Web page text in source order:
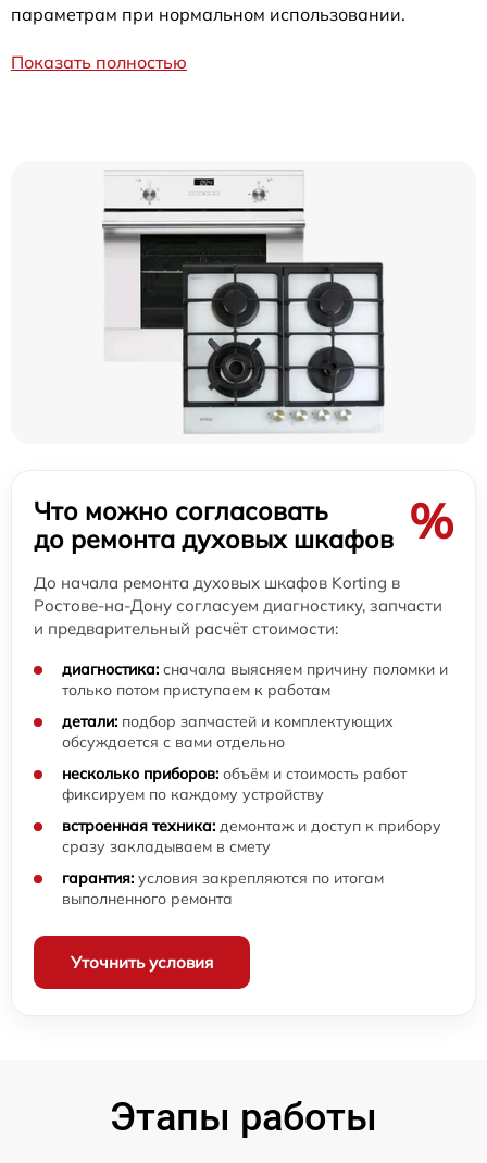
параметрам при нормальном использовании.
Показать полностью
Что можно согласовать
до ремонта духовых шкафов %
До начала ремонта духовых шкафов Korting в
Ростове-на-Дону согласуем диагностику, запчасти
и предварительный расчёт стоимости:
диагностика: сначала выясняем причину поломки и
только потом приступаем к работам
детали: подбор запчастей и комплектующих
обсуждается с вами отдельно
несколько приборов: объём и стоимость работ
фиксируем по каждому устройству
встроенная техника: демонтаж и доступ к прибору
сразу закладываем в смету
гарантия: условия закрепляются по итогам
выполненного ремонта
Уточнить условия
Этапы работы